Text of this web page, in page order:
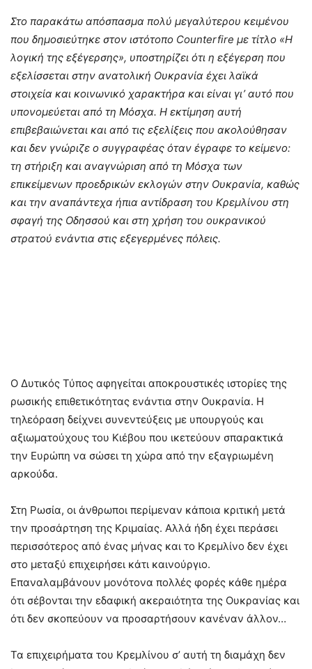
Στο παρακάτω απόσπασμα πολύ μεγαλύτερου κειμένου
που δημοσιεύτηκε στον ιστότοπο Counterfire με τίτλο «Η
λογική της εξέγερσης», υποστηρίζει ότι η εξέγερση που
εξελίσσεται στην ανατολική Ουκρανία έχει λαϊκά
στοιχεία και κοινωνικό χαρακτήρα και είναι γι’ αυτό που
υπονομεύεται από τη Μόσχα. Η εκτίμηση αυτή
επιβεβαιώνεται και από τις εξελίξεις που ακολούθησαν
και δεν γνώριζε ο συγγραφέας όταν έγραφε το κείμενο:
τη στήριξη και αναγνώριση από τη Μόσχα των
επικείμενων προεδρικών εκλογών στην Ουκρανία, καθώς
και την αναπάντεχα ήπια αντίδραση του Κρεμλίνου στη
σφαγή της Οδησσού και στη χρήση του ουκρανικού
στρατού ενάντια στις εξεγερμένες πόλεις.
Ο Δυτικός Τύπος αφηγείται αποκρουστικές ιστορίες της
ρωσικής επιθετικότητας ενάντια στην Ουκρανία. Η
τηλεόραση δείχνει συνεντεύξεις με υπουργούς και
αξιωματούχους του Κιέβου που ικετεύουν σπαρακτικά
την Ευρώπη να σώσει τη χώρα από την εξαγριωμένη
αρκούδα.
Στη Ρωσία, οι άνθρωποι περίμεναν κάποια κριτική μετά
την προσάρτηση της Κριμαίας. Αλλά ήδη έχει περάσει
περισσότερος από ένας μήνας και το Κρεμλίνο δεν έχει
στο μεταξύ επιχειρήσει κάτι καινούργιο.
Επαναλαμβάνουν μονότονα πολλές φορές κάθε ημέρα
ότι σέβονται την εδαφική ακεραιότητα της Ουκρανίας και
ότι δεν σκοπεύουν να προσαρτήσουν κανέναν άλλον…
Τα επιχειρήματα του Κρεμλίνου σ’ αυτή τη διαμάχη δεν